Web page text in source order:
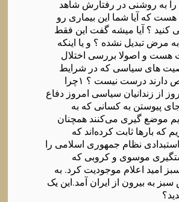
را به روشنی در رفتارش شاهد
که آیا شما این بیماری رو
کنید ؟ آیا میشه گفت این فقط
مرض تبدیل نشده ؟ و یا اینکه
هست و اصولا بررسی اختلال
های سیاسی که در شرایط
خاص رفتارهای خاص دارند درست نیست ؟ ۱چرا
از زندانیان سیاسی امروز دفاع
به جای پیوستن به کسانی که به
موضع گیری می‌کنند همچنان
که بارها ثابت کرده‌اند که
نظام جمهوری اسلامی را
از دستگیری موسوی و کروبی که
امید اعلام موجودیت کرد. به
به بیرون از ایران آمد.این یک